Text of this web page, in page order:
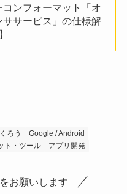
コンフォーマット「オ
ササービス」の仕様解
ろう
Google / Android
ト・ツール アプリ開発
お願いします